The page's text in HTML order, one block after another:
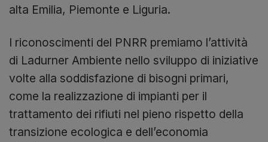
alta Emilia, Piemonte e Liguria.
I riconoscimenti del PNRR premiamo l’attività
di Ladurner Ambiente nello sviluppo di iniziative
volte alla soddisfazione di bisogni primari,
come la realizzazione di impianti per il
trattamento dei rifiuti nel pieno rispetto della
transizione ecologica e dell’economia